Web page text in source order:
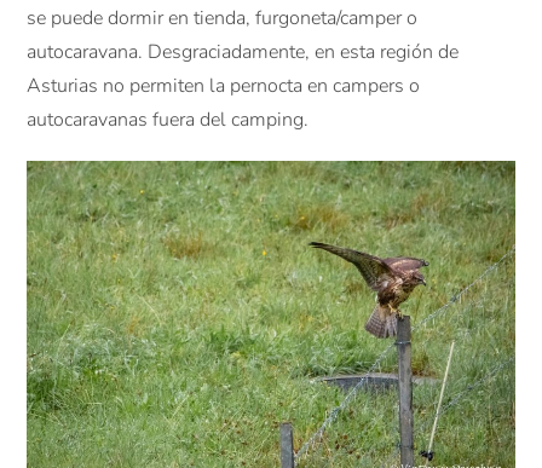
se puede dormir en tienda, furgoneta/camper o
autocaravana. Desgraciadamente, en esta región de
Asturias no permiten la pernocta en campers o
autocaravanas fuera del camping.